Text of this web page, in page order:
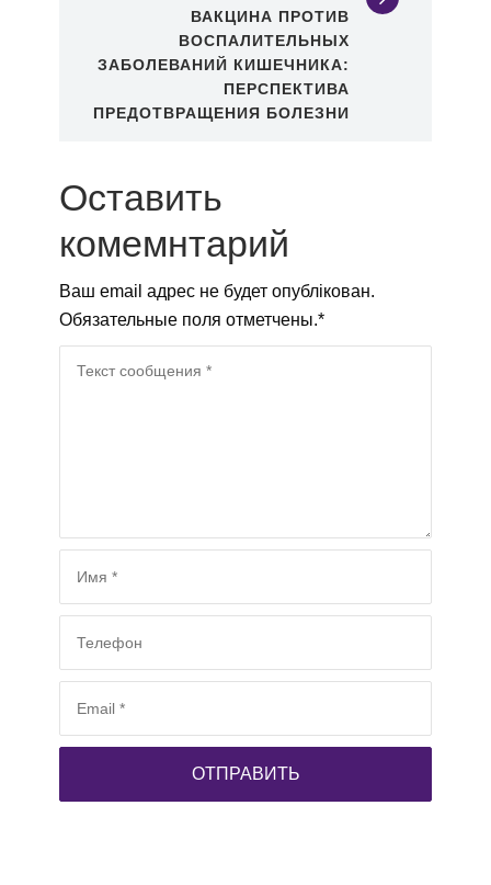
ВАКЦИНА ПРОТИВ
ВОСПАЛИТЕЛЬНЫХ
ЗАБОЛЕВАНИЙ КИШЕЧНИКА:
ПЕРСПЕКТИВА
ПРЕДОТВРАЩЕНИЯ БОЛЕЗНИ
Оставить
комемнтарий
Ваш email адрес не будет опублікован.
Обязательные поля отметчены.*